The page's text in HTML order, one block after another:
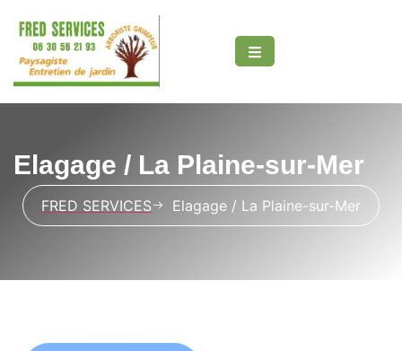
Elagage / La Plaine-sur-Mer
FRED SERVICES Elagage / La Plaine-sur-Mer